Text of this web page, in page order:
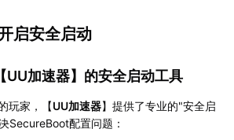
启安全启动
UU加速器】的安全启动工具
玩家，【UU加速器】提供了专业的"安全启
SecureBoot配置问题：